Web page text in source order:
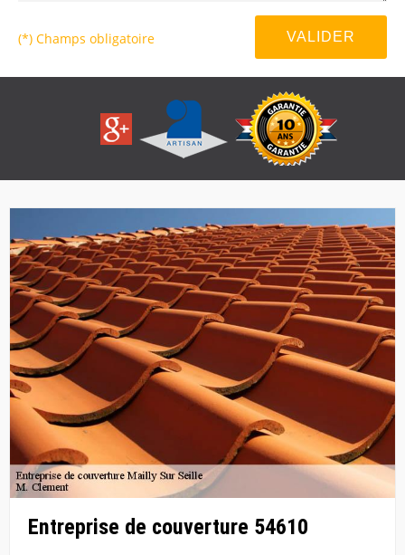
(*) Champs obligatoire
Entreprise de couverture 54610